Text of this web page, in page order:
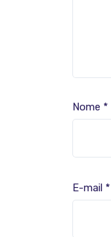
Nome *
E-mail *